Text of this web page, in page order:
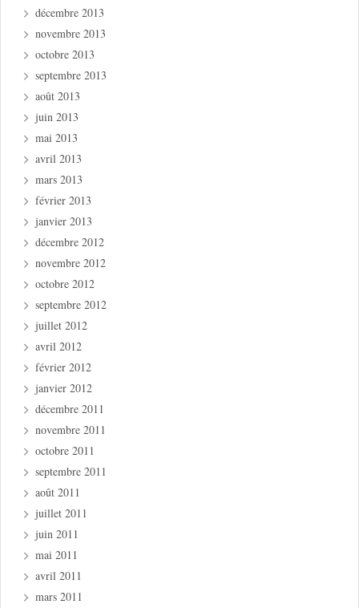
décembre 2013
novembre 2013
octobre 2013
septembre 2013
août 2013
juin 2013
mai 2013
avril 2013
mars 2013
février 2013
janvier 2013
décembre 2012
novembre 2012
octobre 2012
septembre 2012
juillet 2012
avril 2012
février 2012
janvier 2012
décembre 2011
novembre 2011
octobre 2011
septembre 2011
août 2011
juillet 2011
juin 2011
mai 2011
avril 2011
mars 2011